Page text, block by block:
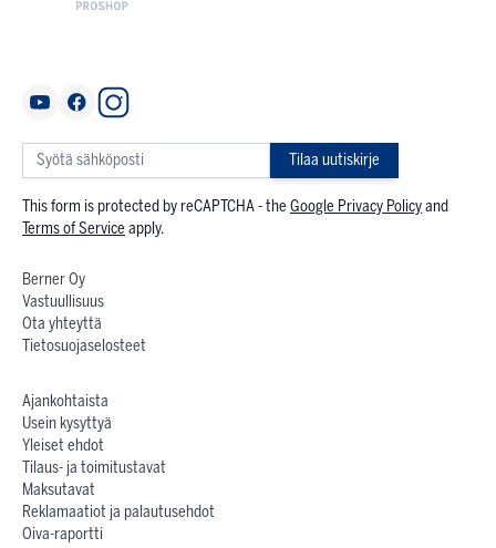
Tilaa uutiskirje
This form is protected by reCAPTCHA - the Google Privacy Policyand
Terms of Service apply.
Berner Oy
Vastuullisuus
Ota yhteyttä
Tietosuojaselosteet
Ajankohtaista
Usein kysyttyä
Yleiset ehdot
Tilaus- ja toimitustavat
Maksutavat
Reklamaatiot ja palautusehdot
Oiva-raportti